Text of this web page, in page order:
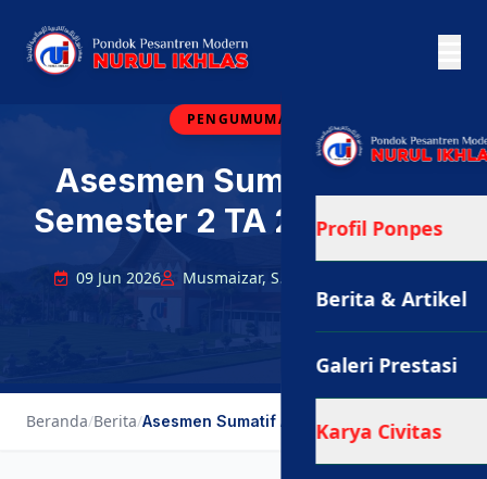
Profil Ponpes
Berita & Artikel
Galeri Prestasi
Karya Civitas
PENGUMUMAN
Asesmen Sumatif Akhir
Semester 2 TA 2025/2026
09 Jun 2026 Musmaizar, S.Pd., Gr.
Beranda/Berita/